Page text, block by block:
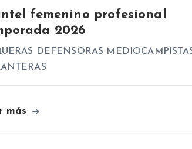
femenino profesional
2026
DEFENSORAS
más